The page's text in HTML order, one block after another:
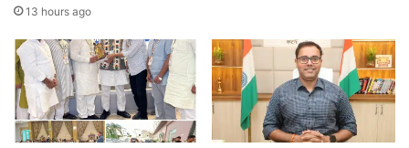
13 hours ago